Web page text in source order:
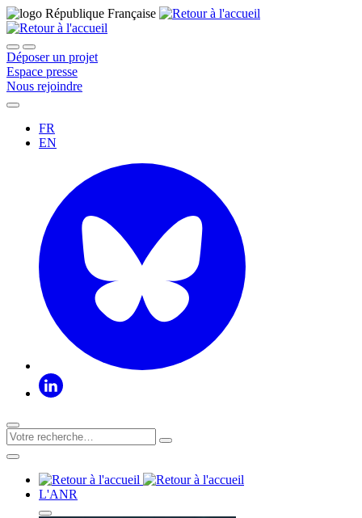
Déposer un projet
Espace presse
Nous rejoindre
FR
EN
L'ANR